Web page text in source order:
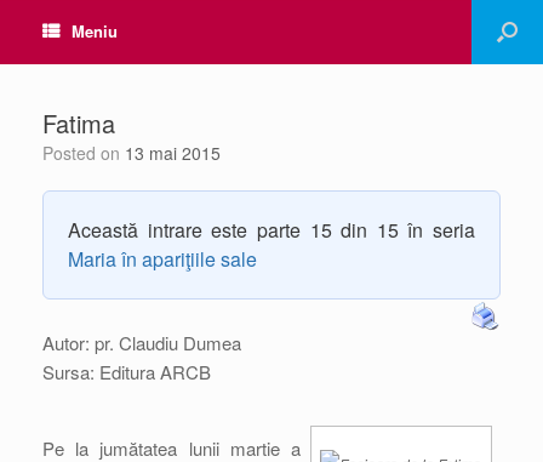
Meniu
Fatima
Posted on 13 mai 2015
Această intrare este parte 15 din 15 în seria
Maria în apariţiile sale
Autor: pr. Claudiu Dumea
Sursa: Editura ARCB
Pe la jumătatea lunii martie a